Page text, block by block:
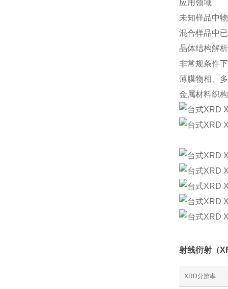
应用领域
未知样品中
混合样品中
晶体结构解
非常规条件
薄膜物相、
金属材料织
射线衍射（
XRD分辨率